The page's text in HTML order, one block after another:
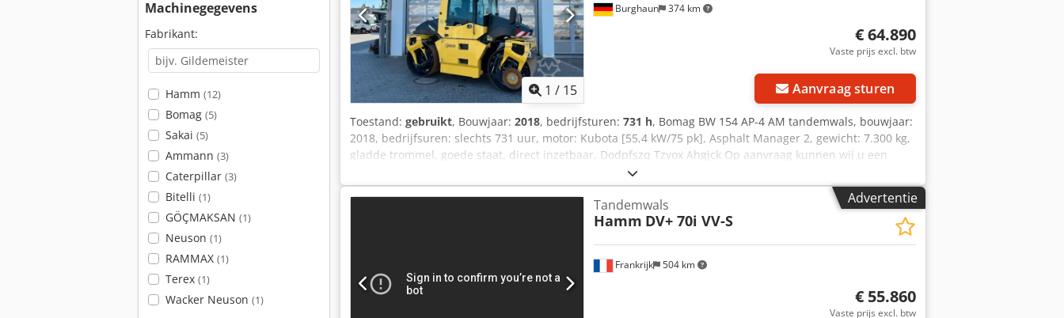
Machinegegevens
Fabrikant:
Hamm (12)
Bomag (5)
Sakai (5)
Ammann (3)
Caterpillar (3)
Bitelli (1)
GÖÇMAKSAN (1)
Neuson (1)
RAMMAX (1)
Terex (1)
Wacker Neuson (1)
1 / 15
Burghaun 374 km
€ 64.890
Vaste prijs excl. btw
Aanvraag sturen
Toestand: gebruikt, Bouwjaar: 2018, bedrijfsturen: 731 h, Bomag BW 154 AP-4 AM tandemwals, bouwjaar:
2018, bedrijfsuren: slechts 731 uur, motor: Kubota [55,4 kW/75 pk], Asphalt Manager 2, gewicht: 7.300 kg,
gladde trommel, goede staat, direct inzetbaar, Dodpfszq Tzyox Ahgjck Op aanvraag kunnen wij u een
lease- of financieringsvoorstel doen. De heer Mihm (tel. ) staat u graag te woord. Meer informatie vindt u
op onze website. Onder voorbehoud van fouten en tussenverkoop! = Meer informatie = Neem contact op
Advertentie
Frankrijk 504 km
Tandemwals
Hamm DV+ 70i VV-S
€ 55.860
Vaste prijs excl. btw